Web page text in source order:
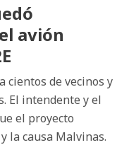
avión
cientos de vecinos y
El intendente y el
el proyecto
la causa Malvinas.